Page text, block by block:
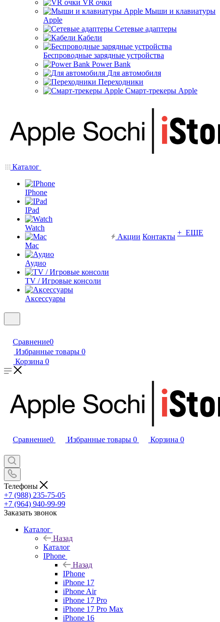
VR очки
Мыши и клавиатуры
Apple
Сетевые адаптеры
Кабели
Беспроводные зарядные устройства
Power Bank
Для автомобиля
Переходники
Смарт-трекеры Apple
Каталог
IPhone
IPad
Watch
Mac
Аудио
TV / Игровые консоли
Аксессуары
Акции Контакты + ЕЩЕ
Сравнение0
Избранные товары 0
Корзина 0
Сравнение0 Избранные товары 0 Корзина 0
Телефоны
+7 (988) 235-75-05
+7 (964) 940-99-99
Заказать звонок
Каталог
Назад
Каталог
IPhone
Назад
IPhone
iPhone 17
iPhone Air
iPhone 17 Pro
iPhone 17 Pro Max
iPhone 16